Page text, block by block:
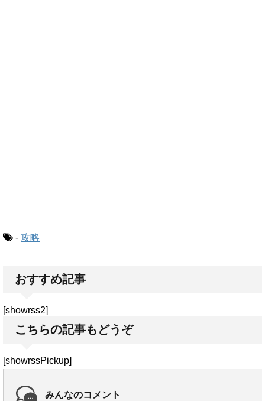
- 攻略
おすすめ記事
[showrss2]
こちらの記事もどうぞ
[showrssPickup]
みんなのコメント